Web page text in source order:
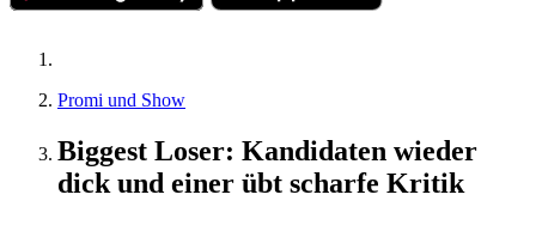
Promi und Show
Biggest Loser: Kandidaten wieder
dick und einer übt scharfe Kritik